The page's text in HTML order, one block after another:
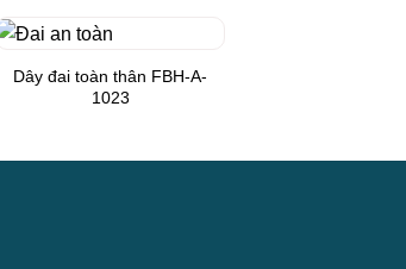
Add to
Dây đai toàn thân FBH-A-
1023